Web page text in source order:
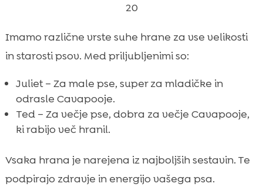
20
Imamo različne vrste suhe hrane za vse velikosti
in starosti psov. Med priljubljenimi so:
Juliet – Za male pse, super za mladičke in
odrasle Cavapooje.
Ted – Za večje pse, dobra za večje Cavapooje,
ki rabijo več hranil.
Vsaka hrana je narejena iz najboljših sestavin. Te
podpirajo zdravje in energijo vašega psa.